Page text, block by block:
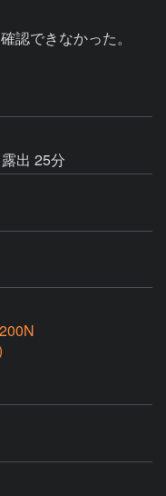
認できなかった。
露出 25分